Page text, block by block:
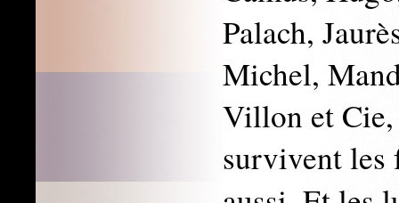
Palach,
Michel,
Villon et Cie,
survivent les